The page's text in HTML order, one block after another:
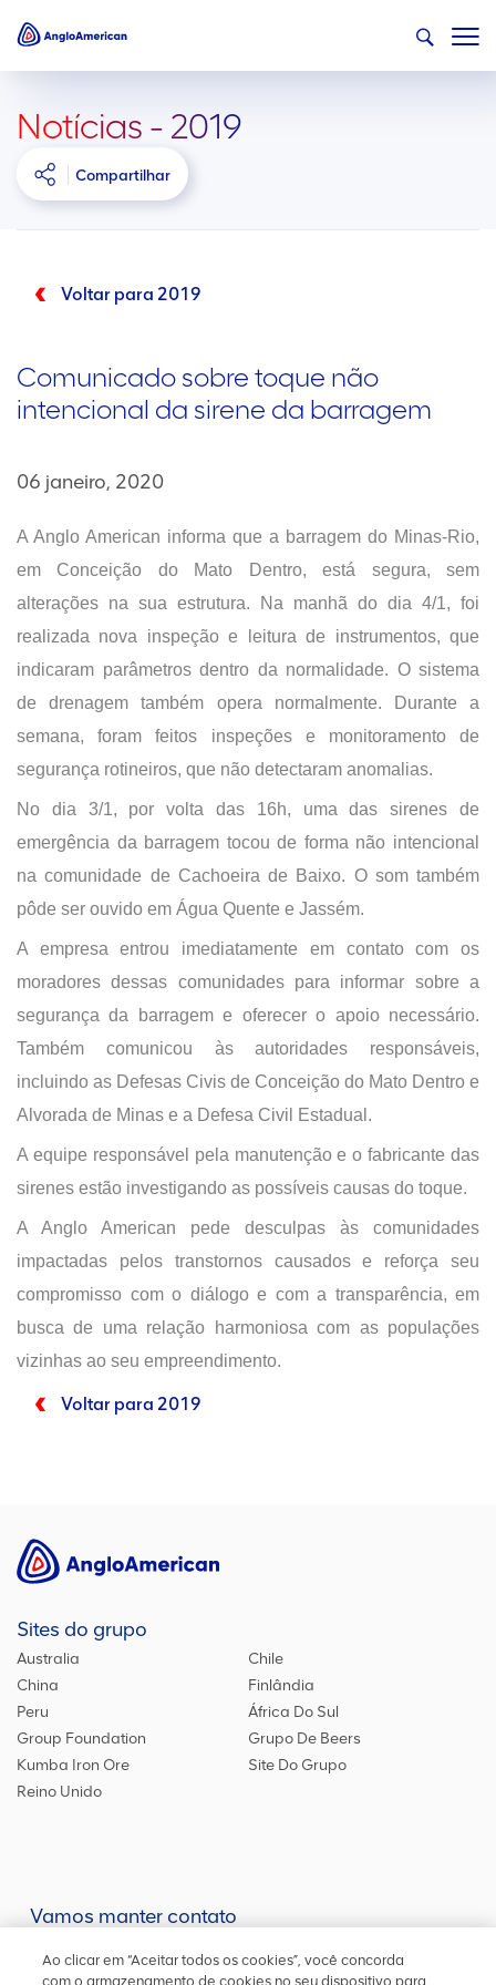
Notícias - 2019
Compartilhar
Voltar para 2019
Comunicado sobre toque não
intencional da sirene da barragem
06 janeiro, 2020
A Anglo American informa que a barragem do Minas-Rio,
em Conceição do Mato Dentro, está segura, sem
alterações na sua estrutura. Na manhã do dia 4/1, foi
realizada nova inspeção e leitura de instrumentos, que
indicaram parâmetros dentro da normalidade. O sistema
de drenagem também opera normalmente. Durante a
semana, foram feitos inspeções e monitoramento de
segurança rotineiros, que não detectaram anomalias.
No dia 3/1, por volta das 16h, uma das sirenes de
emergência da barragem tocou de forma não intencional
na comunidade de Cachoeira de Baixo. O som também
pôde ser ouvido em Água Quente e Jassém.
A empresa entrou imediatamente em contato com os
moradores dessas comunidades para informar sobre a
segurança da barragem e oferecer o apoio necessário.
Também comunicou às autoridades responsáveis,
incluindo as Defesas Civis de Conceição do Mato Dentro e
Alvorada de Minas e a Defesa Civil Estadual.
A equipe responsável pela manutenção e o fabricante das
sirenes estão investigando as possíveis causas do toque.
A Anglo American pede desculpas às comunidades
impactadas pelos transtornos causados e reforça seu
compromisso com o diálogo e com a transparência, em
busca de uma relação harmoniosa com as populações
vizinhas ao seu empreendimento.
Voltar para 2019
Sites do grupo
Australia
Chile
China
Finlândia
Peru
África Do Sul
Group Foundation
Grupo De Beers
Kumba Iron Ore
Site Do Grupo
Reino Unido
Vamos manter contato
contatoconoscopara outras informações
Ao clicar em “Aceitar todos os cookies”, você concorda
com o armazenamento de cookies no seu dispositivo para